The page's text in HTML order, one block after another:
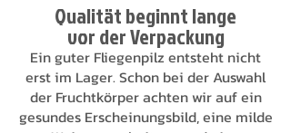
Qualität beginnt lange
vor der Verpackung
Ein guter Fliegenpilz entsteht nicht
erst im Lager. Schon bei der Auswahl
der Fruchtkörper achten wir auf ein
gesundes Erscheinungsbild, eine milde